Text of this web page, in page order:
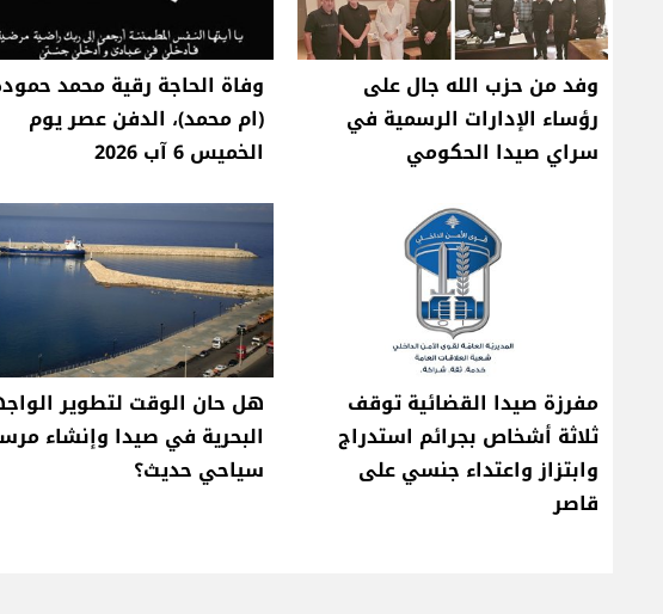
وفد من حزب الله جال على
رؤساء الإدارات الرسمية في
سراي صيدا الحكومي
وفاة الحاجة رقية محمد
(ام محمد)، الدفن عصر يوم
الخميس 6 آب 2026
مفرزة صيدا القضائية توقف
ثلاثة أشخاص بجرائم استدراج
وابتزاز واعتداء جنسي على
قاصر
هل حان الوقت لتطوير
البحرية في صيدا وإنشاء
سياحي حديث؟